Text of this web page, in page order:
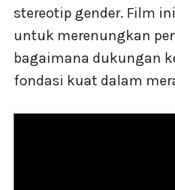
stereotip gender. Film
untuk merenungkan
bagaimana dukungan
fondasi kuat dalam